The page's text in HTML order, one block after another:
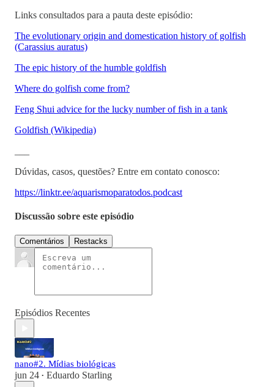
Links consultados para a pauta deste episódio:
The evolutionary origin and domestication history of golfish
(Carassius auratus)
The epic history of the humble goldfish
Where do golfish come from?
Feng Shui advice for the lucky number of fish in a tank
Goldfish (Wikipedia)
Dúvidas, casos, questões? Entre em contato conosco:
https://linktr.ee/aquarismoparatodos.podcast
Discussão sobre este episódio
Comentários Restacks
Episódios Recentes
nano#2. Mídias biológicas
jun 24 • Eduardo Starling